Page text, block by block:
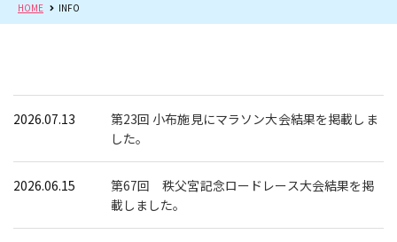
HOME INFO
2026.07.13
第23回 小布施見にマラソン大会結果を掲載しま
した。
2026.06.15
第67回 秩父宮記念ロードレース大会結果を掲
載しました。